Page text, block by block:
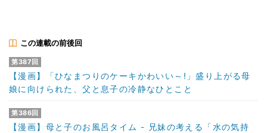
この連載の前後回
第387回
【漫画】「ひなまつりのケーキかわいい～!」盛り上がる母
娘に向けられた、父と息子の冷静なひとこと
第386回
【漫画】母と子のお風呂タイム - 兄妹の考える「水の気持